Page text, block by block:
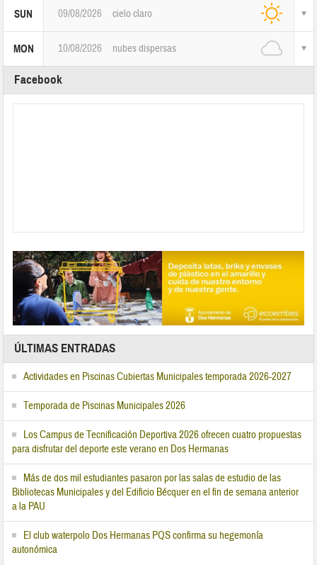
SUN 09/08/2026 cielo claro
MON 10/08/2026 nubes dispersas
Facebook
ÚLTIMAS ENTRADAS
Actividades en Piscinas Cubiertas Municipales temporada 2026-2027
Temporada de Piscinas Municipales 2026
Los Campus de Tecnificación Deportiva 2026 ofrecen cuatro propuestas
para disfrutar del deporte este verano en Dos Hermanas
Más de dos mil estudiantes pasaron por las salas de estudio de las
Bibliotecas Municipales y del Edificio Bécquer en el fin de semana anterior
a la PAU
El club waterpolo Dos Hermanas PQS confirma su hegemonía
autonómica